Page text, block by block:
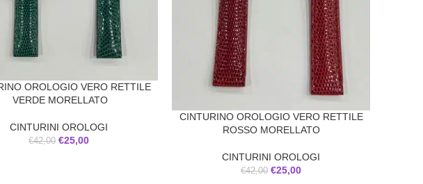
OROLOGIO VERO RETTILE
VERDE MORELLATO
CINTURINI OROLOGI
€42,00 €25,00
CINTURINO OROLOGIO VERO RETTILE
ROSSO MORELLATO
CINTURINI OROLOGI
€42,00 €25,00